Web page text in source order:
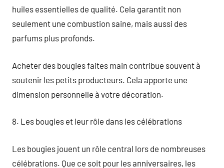
huiles essentielles de qualité. Cela garantit non
seulement une combustion saine, mais aussi des
parfums plus profonds.
Acheter des bougies faites main contribue souvent à
soutenir les petits producteurs. Cela apporte une
dimension personnelle à votre décoration.
8. Les bougies et leur rôle dans les célébrations
Les bougies jouent un rôle central lors de nombreuses
célébrations. Que ce soit pour les anniversaires, les